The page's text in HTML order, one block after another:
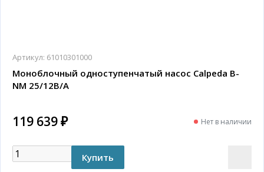
Артикул: 61010301000
Моноблочный одноступенчатый насос Calpeda B-
NM 25/12B/A
119 639 ₽ Нет в наличии